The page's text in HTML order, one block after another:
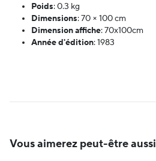
Poids:0.3 kg
Dimensions:70 × 100 cm
Dimension affiche:70x100cm
Année d'édition:1983
Vous aimerez peut-être aussi